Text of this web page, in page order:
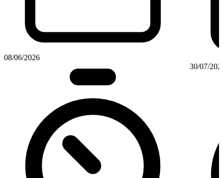
08/06/2026
30/07/